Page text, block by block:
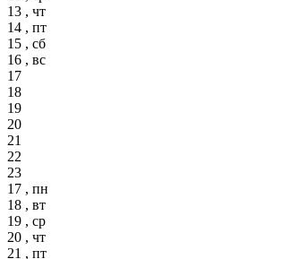
13 , чт
14 , пт
15 , сб
16 , вс
17
18
19
20
21
22
23
17 , пн
18 , вт
19 , ср
20 , чт
21 , пт